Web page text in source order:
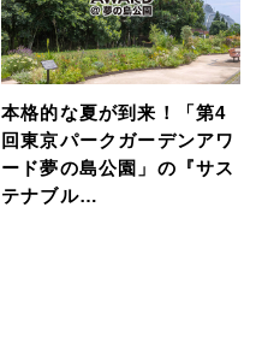
本格的な夏が到来！「第4
回東京パークガーデンアワ
ード夢の島公園」の『サス
テナブル…